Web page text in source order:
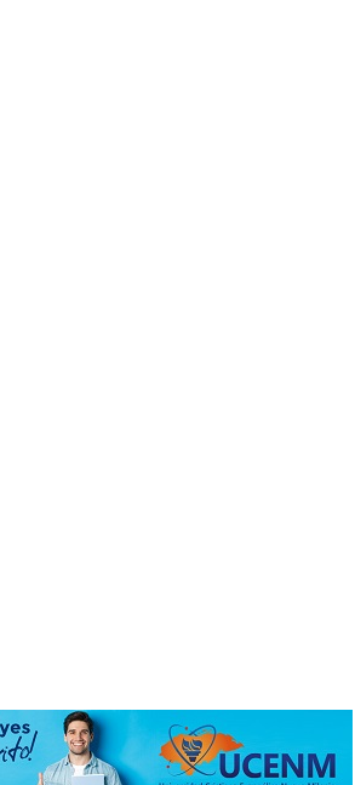
descanso en Miami
niños bailarines de